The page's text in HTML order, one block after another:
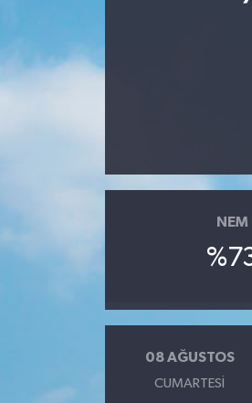
NEM
08 AĞUSTOS
CUMARTESI
Teknoloji
Yeme & İçme